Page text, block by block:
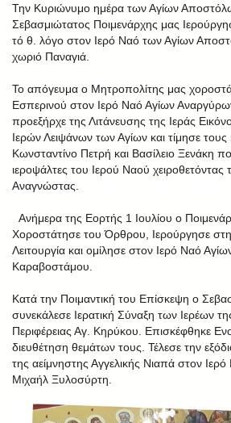
Την Κυριώνυμο ημέρα των Αγίων
Σεβασμιώτατος Ποιμενάρχης μας
τό θ. λόγο στον Ιερό Ναό των Αγίων
χωριό Παναγιά.
Το απόγευμα ο Μητροπολίτης μας
Εσπερινού στον Ιερό Ναό Αγίων
προεξήρχε της Λιτάνευσης της Ιεράς
Ιερών Λειψάνων των Αγίων και τίμησε τους
Κωνσταντίνο Πετρή και Βασίλειο Ξενάκη
ιεροψάλτες του Ιερού Ναού χειροθετόντας
Αναγνώστας.
Ανήμερα της Εορτής 1 Ιουλίου ο
Χοροστάτησε του Όρθρου, Ιερούργησε
Λειτουργία και ομίλησε στον Ιερό Ναό
Καραβοστάμου.
Κατά την Ποιμαντική του Επίσκεψη ο
συνεκάλεσε Ιερατική Σύναξη των Ιερέων
Περιφέρειας Αγ. Κηρύκου. Επισκέφθηκε
διευθέτηση θεμάτων τους. Τέλεσε την
της αείμνηστης Αγγελικής Νιαπά στον
Μιχαήλ Ξυλοσύρτη.